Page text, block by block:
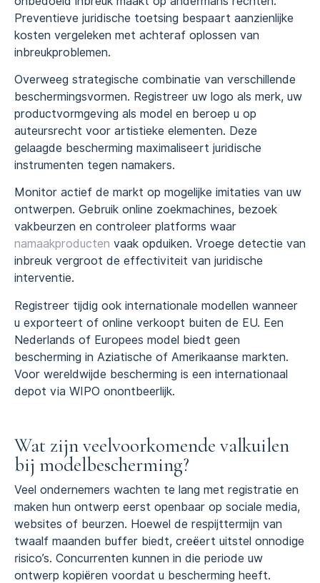
Preventieve juridische toetsing bespaart aanzienlijke
kosten vergeleken met achteraf oplossen van
inbreukproblemen.
Overweeg strategische combinatie van verschillende
beschermingsvormen. Registreer uw logo als merk, uw
productvormgeving als model en beroep u op
auteursrecht voor artistieke elementen. Deze
gelaagde bescherming maximaliseert juridische
instrumenten tegen namakers.
Monitor actief de markt op mogelijke imitaties van uw
ontwerpen. Gebruik online zoekmachines, bezoek
vakbeurzen en controleer platforms waar
namaakproducten vaak opduiken. Vroege detectie van
inbreuk vergroot de effectiviteit van juridische
interventie.
Registreer tijdig ook internationale modellen wanneer
u exporteert of online verkoopt buiten de EU. Een
Nederlands of Europees model biedt geen
bescherming in Aziatische of Amerikaanse markten.
Voor wereldwijde bescherming is een internationaal
depot via WIPO onontbeerlijk.
Wat zijn veelvoorkomende valkuilen
bij modelbescherming?
Veel ondernemers wachten te lang met registratie en
maken hun ontwerp eerst openbaar op sociale media,
websites of beurzen. Hoewel de respijttermijn van
twaalf maanden buffer biedt, creëert uitstel onnodige
risico’s. Concurrenten kunnen in die periode uw
ontwerp kopiëren voordat u bescherming heeft.